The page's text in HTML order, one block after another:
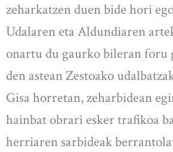
zeharkatzen duen bide hori
Udalaren eta Aldundiaren
onartu du gaurko bileran foru
den astean Zestoako
Gisa horretan, zeharbidean
hainbat obrari esker trafikoa
herriaren sarbideak